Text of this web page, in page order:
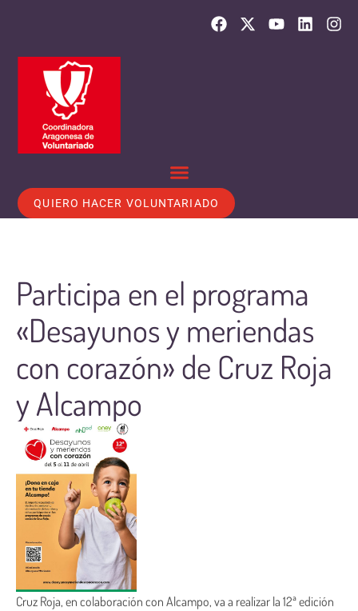
QUIERO HACER VOLUNTARIADO
Participa en el programa
«Desayunos y meriendas
con corazón» de Cruz Roja
y Alcampo
Cruz Roja, en colaboración con Alcampo, va a realizar la 12ª edición